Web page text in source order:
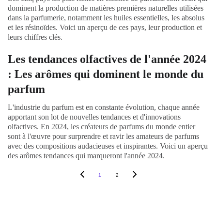
dominent la production de matières premières naturelles utilisées
dans la parfumerie, notamment les huiles essentielles, les absolus
et les résinoïdes. Voici un aperçu de ces pays, leur production et
leurs chiffres clés.
Les tendances olfactives de l'année 2024
: Les arômes qui dominent le monde du
parfum
L'industrie du parfum est en constante évolution, chaque année
apportant son lot de nouvelles tendances et d'innovations
olfactives. En 2024, les créateurs de parfums du monde entier
sont à l'œuvre pour surprendre et ravir les amateurs de parfums
avec des compositions audacieuses et inspirantes. Voici un aperçu
des arômes tendances qui marqueront l'année 2024.
1 2